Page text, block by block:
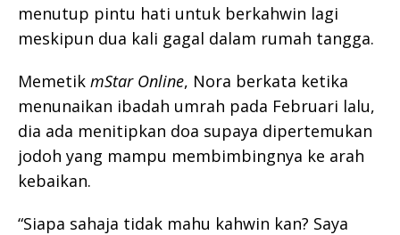
menutup pintu hati untuk berkahwin lagi
meskipun dua kali gagal dalam rumah tangga.
Memetik mStar Online, Nora berkata ketika
menunaikan ibadah umrah pada Februari lalu,
dia ada menitipkan doa supaya dipertemukan
jodoh yang mampu membimbingnya ke arah
kebaikan.
“Siapa sahaja tidak mahu kahwin kan? Saya